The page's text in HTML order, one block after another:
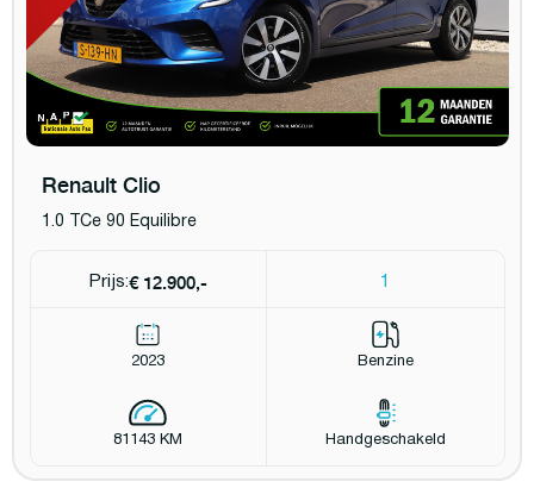
Renault Clio
1.0 TCe 90 Equilibre
Prijs:€ 12.900,- 1
2023 Benzine
81143 KM Handgeschakeld